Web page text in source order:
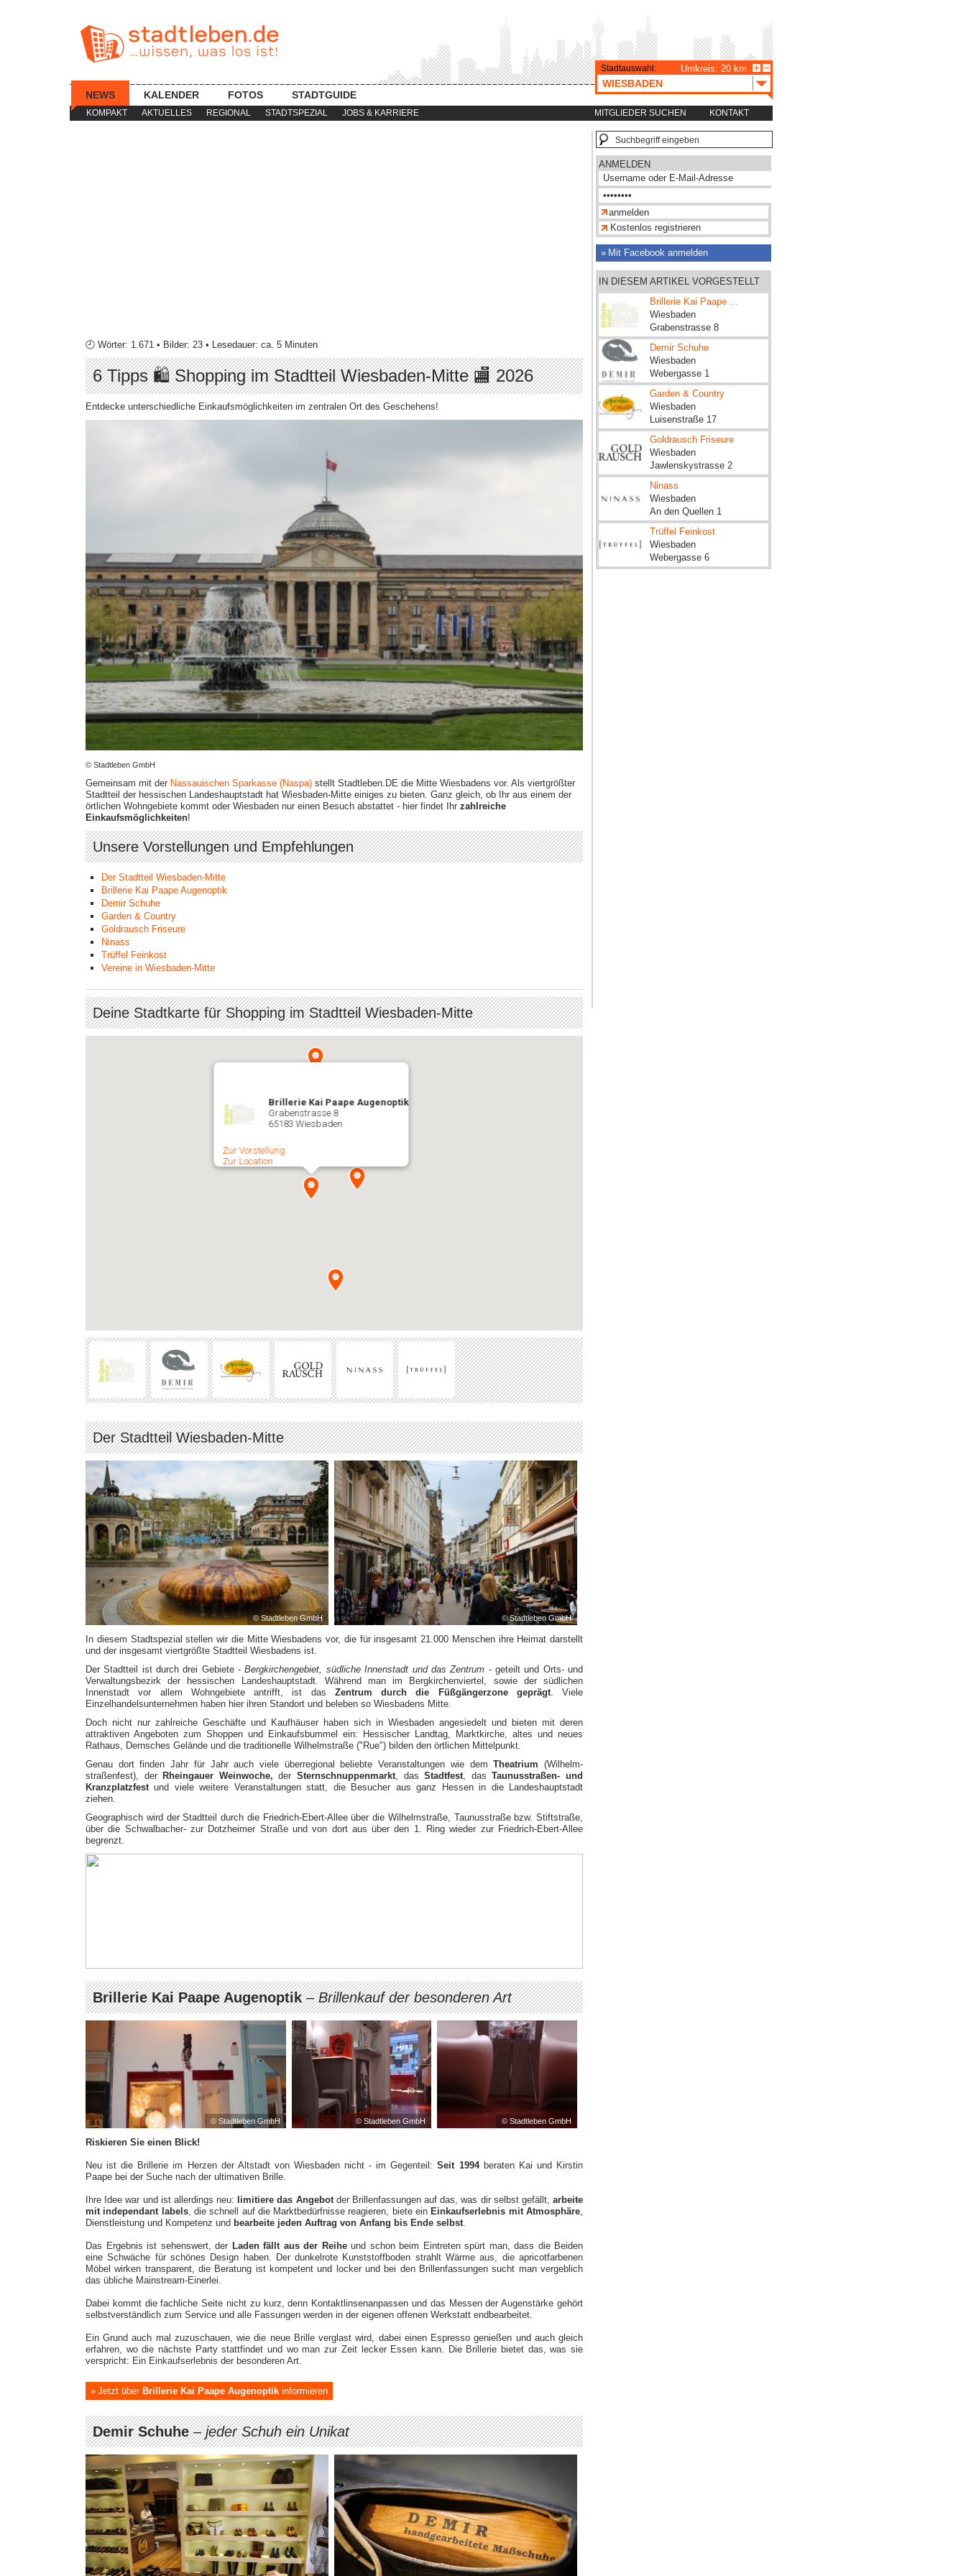
KOMPAKT AKTUELLES REGIONAL STADTSPEZIAL JOBS & KARRIERE MITGLIEDER SUCHEN KONTAKT
NEWS KALENDER FOTOS STADTGUIDE
Stadtauswahl: Umkreis: 20 km
WIESBADEN
🕘 Wörter: 1.671 • Bilder: 23 • Lesedauer: ca. 5 Minuten
6 Tipps 🛍 Shopping im Stadtteil Wiesbaden-Mitte 🏬 2026
Entdecke unterschiedliche Einkaufsmöglichkeiten im zentralen Ort des Geschehens!
© Stadtleben GmbH
Gemeinsam mit der Nassauischen Sparkasse (Naspa) stellt Stadtleben.DE die Mitte Wiesbadens vor. Als viertgrößter
Stadtteil der hessischen Landeshauptstadt hat Wiesbaden-Mitte einiges zu bieten. Ganz gleich, ob Ihr aus einem der
örtlichen Wohngebiete kommt oder Wiesbaden nur einen Besuch abstattet - hier findet Ihr zahlreiche
Einkaufsmöglichkeiten!
Unsere Vorstellungen und Empfehlungen
Der Stadtteil Wiesbaden-Mitte
Brillerie Kai Paape Augenoptik
Demir Schuhe
Garden & Country
Goldrausch Friseure
Ninass
Trüffel Feinkost
Vereine in Wiesbaden-Mitte
Deine Stadtkarte für Shopping im Stadtteil Wiesbaden-Mitte
Brillerie Kai Paape Augenoptik
Grabenstrasse 8
65183 Wiesbaden
Zur Vorstellung
Zur Location
Der Stadtteil Wiesbaden-Mitte
© Stadtleben GmbH © Stadtleben GmbH
In diesem Stadtspezial stellen wir die Mitte Wiesbadens vor, die für insgesamt 21.000 Menschen ihre Heimat darstellt
und der insgesamt viertgrößte Stadtteil Wiesbadens ist.
Der Stadtteil ist durch drei Gebiete -Bergkirchengebiet, südliche Innenstadt und das Zentrum - geteilt und Orts- und
Verwaltungsbezirk der hessischen Landeshauptstadt. Während man im Bergkirchenviertel, sowie der südlichen
Innenstadt vor allem Wohngebiete antrifft, ist das Zentrum durch die Füßgängerzone geprägt. Viele
Einzelhandelsunternehmen haben hier ihren Standort und beleben so Wiesbadens Mitte.
Doch nicht nur zahlreiche Geschäfte und Kaufhäuser haben sich in Wiesbaden angesiedelt und bieten mit deren
attraktiven Angeboten zum Shoppen und Einkaufsbummel ein: Hessischer Landtag, Marktkirche, altes und neues
Rathaus, Dernsches Gelände und die traditionelle Wilhelmstraße ("Rue") bilden den örtlichen Mittelpunkt.
Genau dort finden Jahr für Jahr auch viele überregional beliebte Veranstaltungen wie demTheatrium(Wilhelm-
straßenfest), der Rheingauer Weinwoche, derSternschnuppenmarkt, dasStadtfest, dasTaunusstraßen- und
Kranzplatzfestund viele weitere Veranstaltungen statt, die Besucher aus ganz Hessen in die Landeshauptstadt
ziehen.
Geographisch wird der Stadtteil durch die Friedrich-Ebert-Allee über die Wilhelmstraße, Taunusstraße bzw. Stiftstraße,
über die Schwalbacher- zur Dotzheimer Straße und von dort aus über den 1. Ring wieder zur Friedrich-Ebert-Allee
begrenzt.
Brillerie Kai Paape Augenoptik–Brillenkauf der besonderen Art
© Stadtleben GmbH © Stadtleben GmbH © Stadtleben GmbH
Riskieren Sie einen Blick!
Neu ist die Brillerie im Herzen der Altstadt von Wiesbaden nicht - im Gegenteil:Seit 1994beraten Kai und Kirstin
Paape bei der Suche nach der ultimativen Brille.
Ihre Idee war und ist allerdings neu: limitiere das Angebotder Brillenfassungen auf das, was dir selbst gefällt,arbeite
mit independant labels, die schnell auf die Marktbedürfnisse reagieren, biete ein Einkaufserlebnis mit Atmosphäre,
Dienstleistung und Kompetenz und bearbeite jeden Auftrag von Anfang bis Ende selbst.
Das Ergebnis ist sehenswert, der Laden fällt aus der Reiheund schon beim Eintreten spürt man, dass die Beiden
eine Schwäche für schönes Design haben. Der dunkelrote Kunststoffboden strahlt Wärme aus, die apricotfarbenen
Möbel wirken transparent, die Beratung ist kompetent und locker und bei den Brillenfassungen sucht man vergeblich
das übliche Mainstream-Einerlei.
Dabei kommt die fachliche Seite nicht zu kurz, denn Kontaktlinsenanpassen und das Messen der Augenstärke gehört
selbstverständlich zum Service und alle Fassungen werden in der eigenen offenen Werkstatt endbearbeitet.
Ein Grund auch mal zuzuschauen, wie die neue Brille verglast wird, dabei einen Espresso genießen und auch gleich
erfahren, wo die nächste Party stattfindet und wo man zur Zeit lecker Essen kann. Die Brillerie bietet das, was sie
verspricht: Ein Einkaufserlebnis der besonderen Art.
Jetzt über Brillerie Kai Paape Augenoptik informieren
Demir Schuhe–jeder Schuh ein Unikat
ANMELDEN
Kostenlos registrieren
Mit Facebook anmelden
IN DIESEM ARTIKEL VORGESTELLT
Brillerie Kai Paape ...
Wiesbaden
Grabenstrasse 8
Demir Schuhe
Wiesbaden
Webergasse 1
Garden & Country
Wiesbaden
Luisenstraße 17
Goldrausch Friseure
Wiesbaden
Jawlenskystrasse 2
Ninass
Wiesbaden
An den Quellen 1
Trüffel Feinkost
Wiesbaden
Webergasse 6